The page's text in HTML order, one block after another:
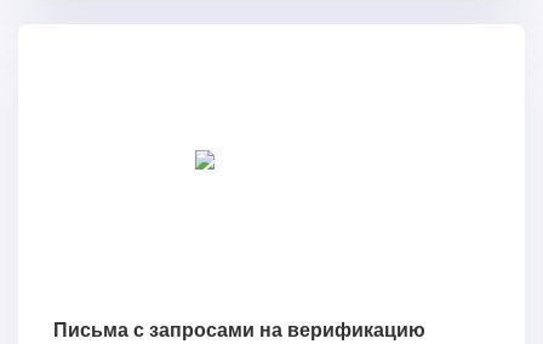
Письма с запросами на верификацию